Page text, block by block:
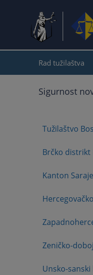
Rad tužilaštva
Sigurnost
Tužilaštvo
Brčko distrikt
Kanton
Zeničko-
Unsko-